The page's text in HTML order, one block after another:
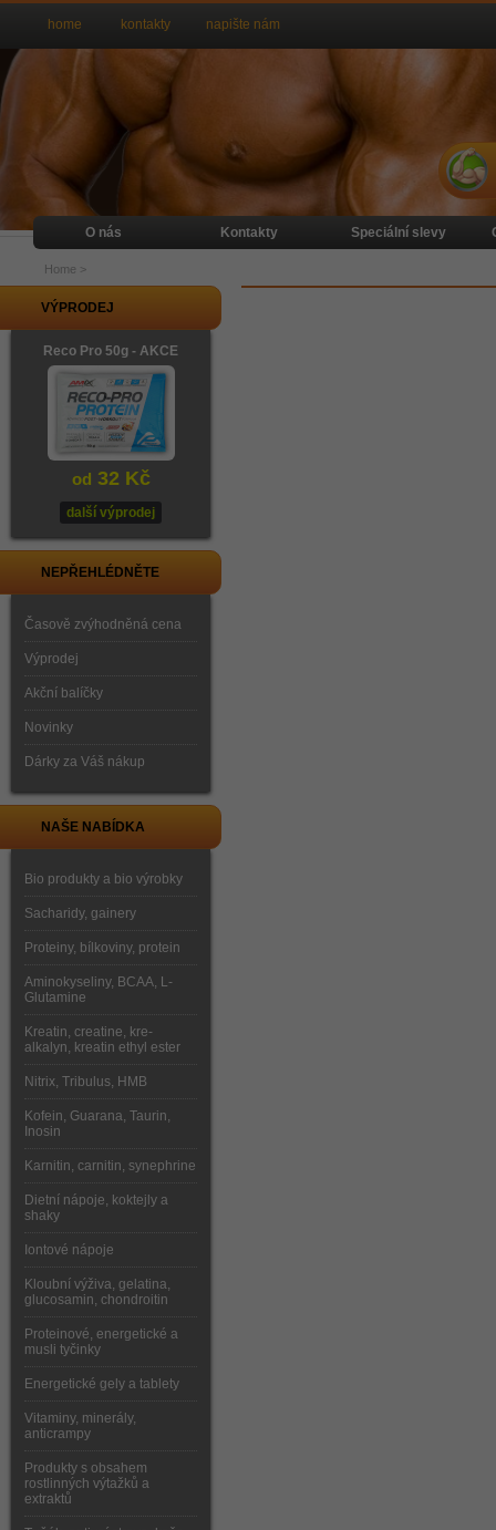
VÝPRODEJ
Reco Pro 50g - AKCE
od 32 Kč
další výprodej
NEPŘEHLÉDNĚTE
Časově zvýhodněná cena
Výprodej
Akční balíčky
Novinky
Dárky za Váš nákup
NAŠE NABÍDKA
Bio produkty a bio výrobky
Sacharidy, gainery
Proteiny, bílkoviny, protein
Aminokyseliny, BCAA, L-
Glutamine
Kreatin, creatine, kre-
alkalyn, kreatin ethyl ester
Nitrix, Tribulus, HMB
Kofein, Guarana, Taurin,
Inosin
Karnitin, carnitin, synephrine
Dietní nápoje, koktejly a
shaky
Iontové nápoje
Kloubní výživa, gelatina,
glucosamin, chondroitin
Proteinové, energetické a
musli tyčinky
Energetické gely a tablety
Vitaminy, minerály,
anticrampy
Produkty s obsahem
rostlinných výtažků a
extraktů
home kontakty napište nám
O nás Kontakty Speciální slevy
Home >